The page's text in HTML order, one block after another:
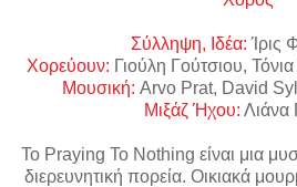
Σύλληψη, Ιδέα: Ίρις
Χορεύουν: Γιούλη Γούτσιου,
Μουσική: Arvo Prat, David
Μιξάζ Ήχου: Λιάνα
Το Praying To Nothing είναι μια
διερευνητική πορεία. Οικιακά